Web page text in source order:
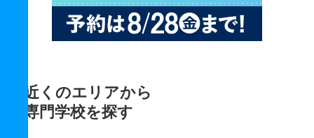
近くのエリアから
専門学校を探す